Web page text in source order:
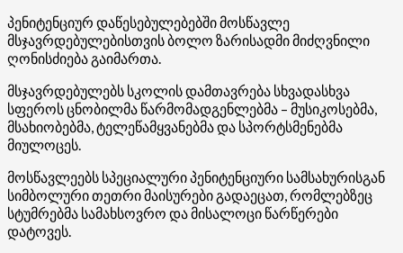
პენიტენციურ დაწესებულებებში მოსწავლე
მსჯავრდებულებისთვის ბოლო ზარისადმი მიძღვნილი
ღონისძიება გაიმართა.
მსჯავრდებულებს სკოლის დამთავრება სხვადასხვა
სფეროს ცნობილმა წარმომადგენლებმა – მუსიკოსებმა,
მსახიობებმა, ტელეწამყვანებმა და სპორტსმენებმა
მიულოცეს.
მოსწავლეებს სპეციალური პენიტენციური სამსახურისგან
სიმბოლური თეთრი მაისურები გადაეცათ, რომლებზეც
სტუმრებმა სამახსოვრო და მისალოცი წარწერები
დატოვეს.